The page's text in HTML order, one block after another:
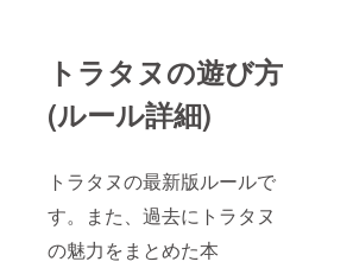
トラタヌの遊び方
(ルール詳細)
トラタヌの最新版ルールで
す。また、過去にトラタヌ
の魅力をまとめた本